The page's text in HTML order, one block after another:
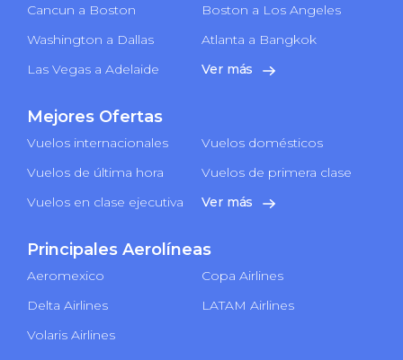
Cancun a Boston
Boston a Los Angeles
Washington a Dallas
Atlanta a Bangkok
Las Vegas a Adelaide
Ver más
Mejores Ofertas
Vuelos internacionales
Vuelos domésticos
Vuelos de última hora
Vuelos de primera clase
Vuelos en clase ejecutiva
Ver más
Principales Aerolíneas
Aeromexico
Copa Airlines
Delta Airlines
LATAM Airlines
Volaris Airlines